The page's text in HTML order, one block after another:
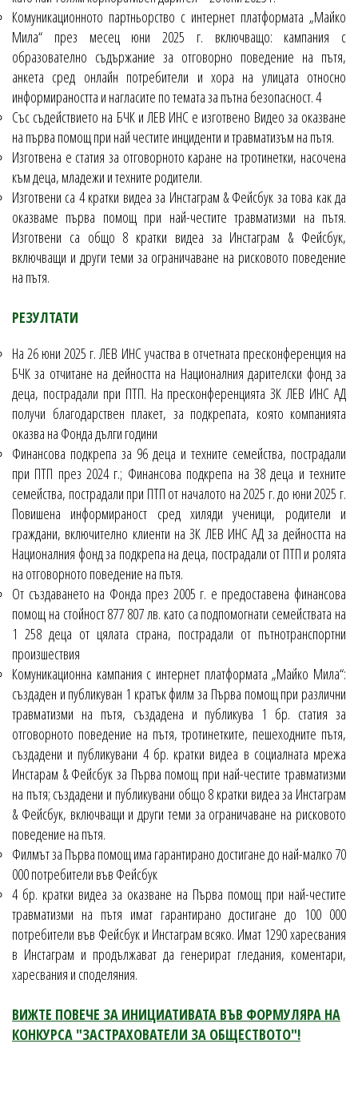
Комуникационното партньорство с интернет платформата „Майко
Мила“ през месец юни 2025 г. включващо: кампания с
образователно съдържание за отговорно поведение на пътя,
анкета сред онлайн потребители и хора на улицата относно
информираността и нагласите по темата за пътна безопасност. 4
Със съдействието на БЧК и ЛЕВ ИНС е изготвено Видео за оказване
на първа помощ при най честите инциденти и травматизъм на пътя.
Изготвена е статия за отговорното каране на тротинетки, насочена
към деца, младежи и техните родители.
Изготвени са 4 кратки видеа за Инстаграм & Фейсбук за това как да
оказваме първа помощ при най-честите травматизми на пътя.
Изготвени са общо 8 кратки видеа за Инстаграм & Фейсбук,
включващи и други теми за ограничаване на рисковото поведение
на пътя.
РЕЗУЛТАТИ
На 26 юни 2025 г. ЛЕВ ИНС участва в отчетната пресконференция на
БЧК за отчитане на дейността на Националния дарителски фонд за
деца, пострадали при ПТП. На пресконференцията ЗК ЛЕВ ИНС АД
получи благодарствен плакет, за подкрепата, която компанията
оказва на Фонда дълги години
Финансова подкрепа за 96 деца и техните семейства, пострадали
при ПТП през 2024 г.; Финансова подкрепа на 38 деца и техните
семейства, пострадали при ПТП от началото на 2025 г. до юни 2025 г.
Повишена информираност сред хиляди ученици, родители и
граждани, включително клиенти на ЗК ЛЕВ ИНС АД за дейността на
Националния фонд за подкрепа на деца, пострадали от ПТП и ролята
на отговорното поведение на пътя.
От създаването на Фонда през 2005 г. е предоставена финансова
помощ на стойност 877 807 лв. като са подпомогнати семействата на
1 258 деца от цялата страна, пострадали от пътнотранспортни
произшествия
Комуникационна кампания с интернет платформата „Майко Мила“:
създаден и публикуван 1 кратък филм за Първа помощ при различни
травматизми на пътя, създадена и публикува 1 бр. статия за
отговорното поведение на пътя, тротинетките, пешеходните пътя,
създадени и публикувани 4 бр. кратки видеа в социалната мрежа
Инстарам & Фейсбук за Първа помощ при най-честите травматизми
на пътя; създадени и публикувани общо 8 кратки видеа за Инстаграм
& Фейсбук, включващи и други теми за ограничаване на рисковото
поведение на пътя.
Филмът за Първа помощ има гарантирано достигане до най-малко 70
000 потребители във Фейсбук
4 бр. кратки видеа за оказване на Първа помощ при най-честите
травматизми на пътя имат гарантирано достигане до 100 000
потребители във Фейсбук и Инстаграм всяко. Имат 1290 харесвания
в Инстаграм и продължават да генерират гледания, коментари,
харесвания и споделяния.
ВИЖТЕ ПОВЕЧЕ ЗА ИНИЦИАТИВАТА ВЪВ ФОРМУЛЯРА НА
КОНКУРСА "ЗАСТРАХОВАТЕЛИ ЗА ОБЩЕСТВОТО"!